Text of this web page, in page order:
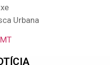
Urbana